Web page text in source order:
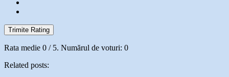
Trimite Rating
Rata medie 0 / 5. Numărul de voturi: 0
Related posts: